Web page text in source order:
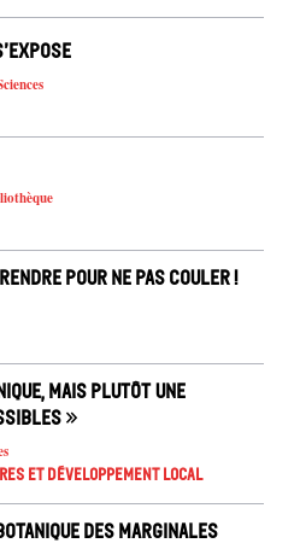
pour ne pas couler !
mais plutôt une
»
et développement local
des marginales